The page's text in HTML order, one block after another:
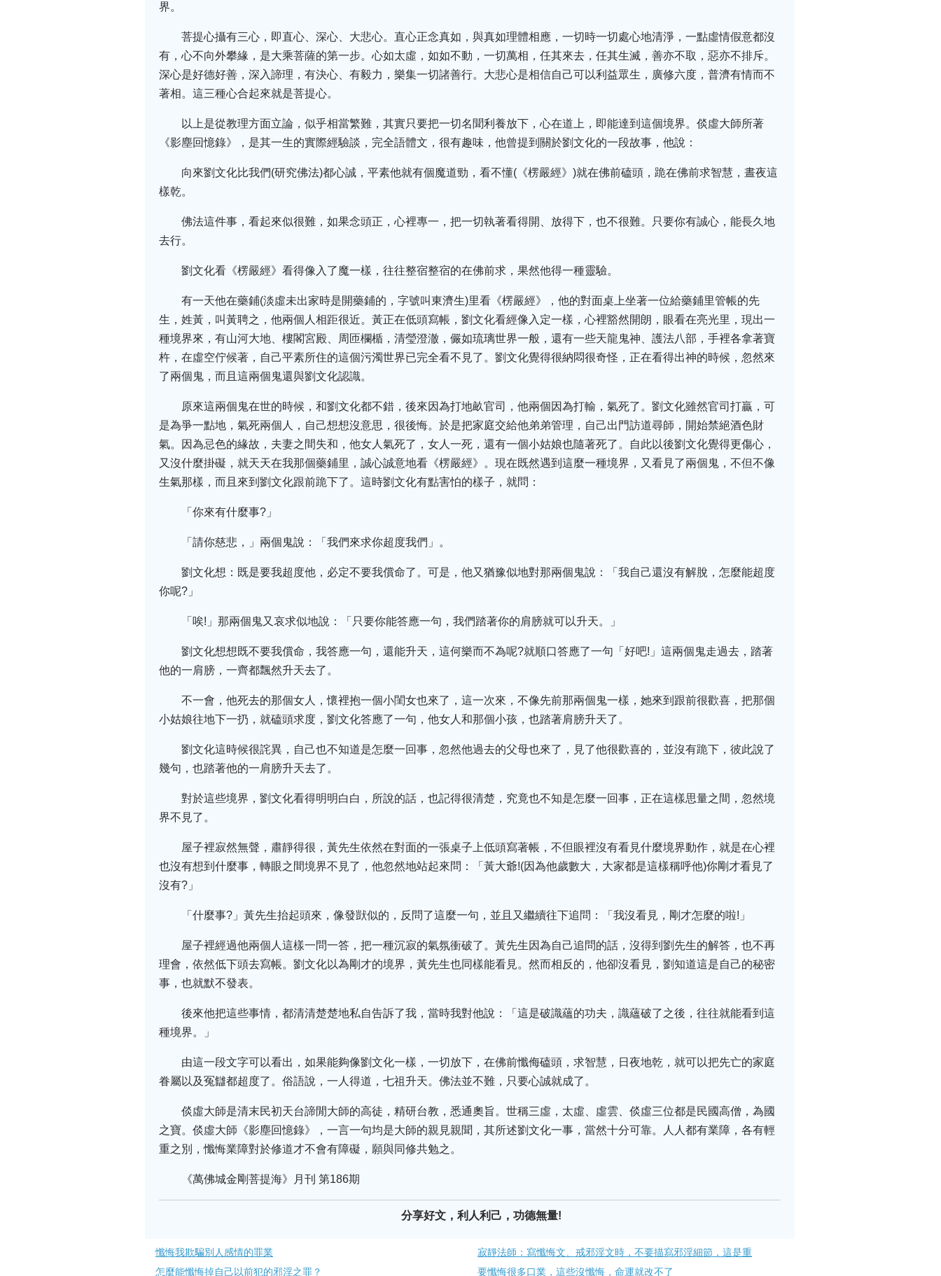
界。
菩提心攝有三心，即直心、深心、大悲心。直心正念真如，與真如理體相應，一切時一切處心地清淨，一點虛情假意都沒
有，心不向外攀緣，是大乘菩薩的第一步。心如太虛，如如不動，一切萬相，任其來去，任其生滅，善亦不取，惡亦不排斥。
深心是好德好善，深入諦理，有決心、有毅力，樂集一切諸善行。大悲心是相信自己可以利益眾生，廣修六度，普濟有情而不
著相。這三種心合起來就是菩提心。
以上是從教理方面立論，似乎相當繁難，其實只要把一切名聞利養放下，心在道上，即能達到這個境界。倓虛大師所著
《影塵回憶錄》，是其一生的實際經驗談，完全語體文，很有趣味，他曾提到關於劉文化的一段故事，他說：
向來劉文化比我們(研究佛法)都心誠，平素他就有個魔道勁，看不懂(《楞嚴經》)就在佛前磕頭，跪在佛前求智慧，晝夜這
樣乾。
佛法這件事，看起來似很難，如果念頭正，心裡專一，把一切執著看得開、放得下，也不很難。只要你有誠心，能長久地
去行。
劉文化看《楞嚴經》看得像入了魔一樣，往往整宿整宿的在佛前求，果然他得一種靈驗。
有一天他在藥鋪(淡虛未出家時是開藥鋪的，字號叫東濟生)里看《楞嚴經》，他的對面桌上坐著一位給藥鋪里管帳的先
生，姓黃，叫黃聘之，他兩個人相距很近。黃正在低頭寫帳，劉文化看經像入定一樣，心裡豁然開朗，眼看在亮光里，現出一
種境界來，有山河大地、樓閣宮殿、周匝欄楯，清瑩澄澈，儼如琉璃世界一般，還有一些天龍鬼神、護法八部，手裡各拿著寶
杵，在虛空佇候著，自己平素所住的這個污濁世界已完全看不見了。劉文化覺得很納悶很奇怪，正在看得出神的時候，忽然來
了兩個鬼，而且這兩個鬼還與劉文化認識。
原來這兩個鬼在世的時候，和劉文化都不錯，後來因為打地畝官司，他兩個因為打輸，氣死了。劉文化雖然官司打贏，可
是為爭一點地，氣死兩個人，自己想想沒意思，很後悔。於是把家庭交給他弟弟管理，自己出門訪道尋師，開始禁絕酒色財
氣。因為忌色的緣故，夫妻之間失和，他女人氣死了，女人一死，還有一個小姑娘也隨著死了。自此以後劉文化覺得更傷心，
又沒什麼掛礙，就天天在我那個藥鋪里，誠心誠意地看《楞嚴經》。現在既然遇到這麼一種境界，又看見了兩個鬼，不但不像
生氣那樣，而且來到劉文化跟前跪下了。這時劉文化有點害怕的樣子，就問：
「你來有什麼事?」
「請你慈悲，」兩個鬼說：「我們來求你超度我們」。
劉文化想：既是要我超度他，必定不要我償命了。可是，他又猶豫似地對那兩個鬼說：「我自己還沒有解脫，怎麼能超度
你呢?」
「唉!」那兩個鬼又哀求似地說：「只要你能答應一句，我們踏著你的肩膀就可以升天。」
劉文化想想既不要我償命，我答應一句，還能升天，這何樂而不為呢?就順口答應了一句「好吧!」這兩個鬼走過去，踏著
他的一肩膀，一齊都飄然升天去了。
不一會，他死去的那個女人，懷裡抱一個小閨女也來了，這一次來，不像先前那兩個鬼一樣，她來到跟前很歡喜，把那個
小姑娘往地下一扔，就磕頭求度，劉文化答應了一句，他女人和那個小孩，也踏著肩膀升天了。
劉文化這時候很詫異，自己也不知道是怎麼一回事，忽然他過去的父母也來了，見了他很歡喜的，並沒有跪下，彼此說了
幾句，也踏著他的一肩膀升天去了。
對於這些境界，劉文化看得明明白白，所說的話，也記得很清楚，究竟也不知是怎麼一回事，正在這樣思量之間，忽然境
界不見了。
屋子裡寂然無聲，肅靜得很，黃先生依然在對面的一張桌子上低頭寫著帳，不但眼裡沒有看見什麼境界動作，就是在心裡
也沒有想到什麼事，轉眼之間境界不見了，他忽然地站起來問：「黃大爺!(因為他歲數大，大家都是這樣稱呼他)你剛才看見了
沒有?」
「什麼事?」黃先生抬起頭來，像發獃似的，反問了這麼一句，並且又繼續往下追問：「我沒看見，剛才怎麼的啦!」
屋子裡經過他兩個人這樣一問一答，把一種沉寂的氣氛衝破了。黃先生因為自己追問的話，沒得到劉先生的解答，也不再
理會，依然低下頭去寫帳。劉文化以為剛才的境界，黃先生也同樣能看見。然而相反的，他卻沒看見，劉知道這是自己的秘密
事，也就默不發表。
後來他把這些事情，都清清楚楚地私自告訴了我，當時我對他說：「這是破識蘊的功夫，識蘊破了之後，往往就能看到這
種境界。」
由這一段文字可以看出，如果能夠像劉文化一樣，一切放下，在佛前懺侮磕頭，求智慧，日夜地乾，就可以把先亡的家庭
眷屬以及冤讎都超度了。俗語說，一人得道，七祖升天。佛法並不難，只要心誠就成了。
倓虛大師是清末民初天台諦閒大師的高徒，精研台教，悉通奧旨。世稱三虛，太虛、虛雲、倓虛三位都是民國高僧，為國
之寶。倓虛大師《影塵回憶錄》，一言一句均是大師的親見親聞，其所述劉文化一事，當然十分可靠。人人都有業障，各有輕
重之別，懺悔業障對於修道才不會有障礙，願與同修共勉之。
《萬佛城金剛菩提海》月刊 第186期
分享好文，利人利己，功德無量!
懺悔我欺騙別人感情的罪業
寂靜法師：寫懺悔文、戒邪淫文時，不要描寫邪淫細節，這是重
怎麼能懺悔掉自己以前犯的邪淫之罪？
要懺悔很多口業，這些沒懺悔，命運就改不了